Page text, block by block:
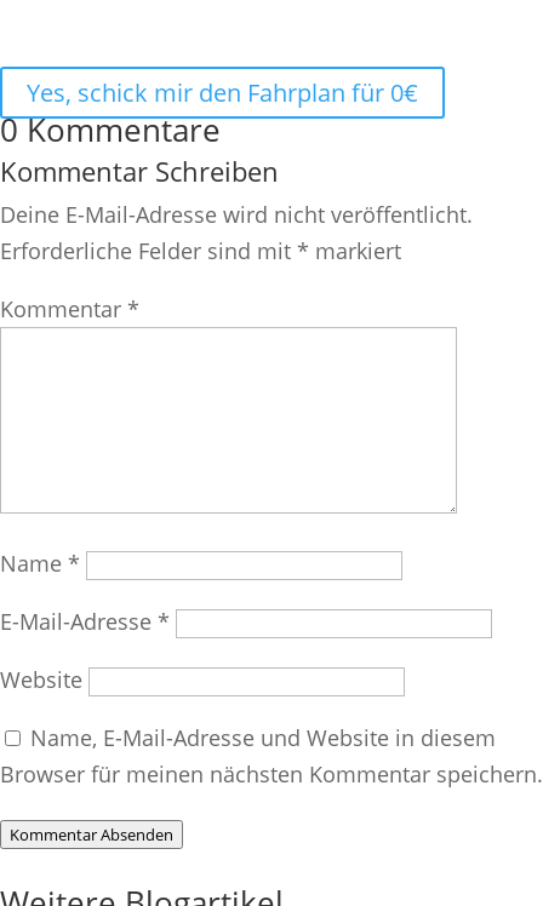
Yes, schick mir den Fahrplan für 0€
0 Kommentare
Kommentar Schreiben
Deine E-Mail-Adresse wird nicht veröffentlicht.
Erforderliche Felder sind mit * markiert
Kommentar *
Name *
E-Mail-Adresse *
Website
Name, E-Mail-Adresse und Website in diesem
Browser für meinen nächsten Kommentar speichern.
Kommentar Absenden